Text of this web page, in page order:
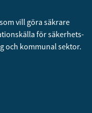
vill göra säkrare
för säkerhets­
och kommunal sektor.